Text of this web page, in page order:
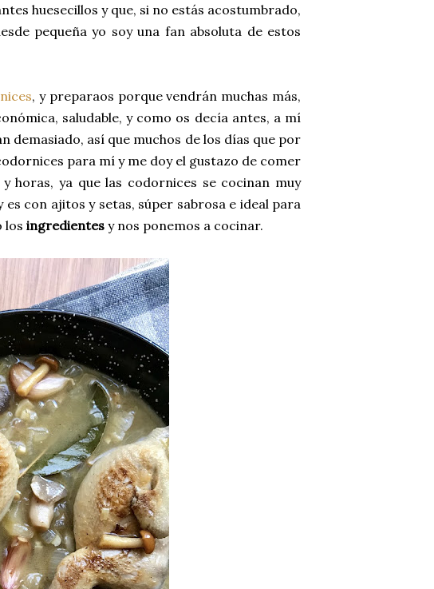
huesecillos y que, si no estás acostumbrado,
pequeña yo soy una fan absoluta de estos
, y preparaos porque vendrán muchas más,
saludable, y como os decía antes, a mí
demasiado, así que muchos de los días que por
para mí y me doy el gustazo de comer
horas, ya que las codornices se cocinan muy
con ajitos y setas, súper sabrosa e ideal para
los ingredientes y nos ponemos a cocinar.